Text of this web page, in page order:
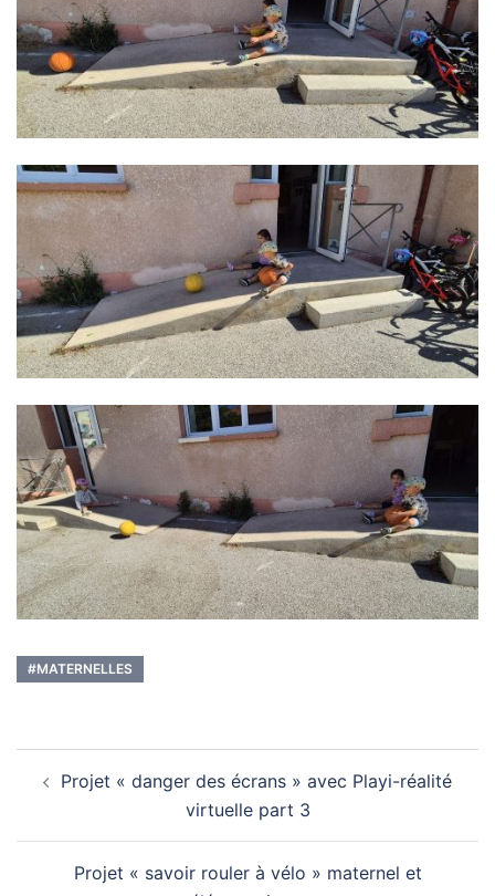
#MATERNELLES
d’article
Projet « danger des écrans » avec Playi-réalité
virtuelle part 3
Projet « savoir rouler à vélo » maternel et